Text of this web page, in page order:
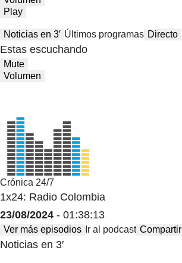
Play
Noticias en 3′ Últimos programas Directo
Estas escuchando
Mute
Volumen
Crónica 24/7
1x24: Radio Colombia
23/08/2024 - 01:38:13
Ver más episodios Ir al podcast Compartir
Noticias en 3′